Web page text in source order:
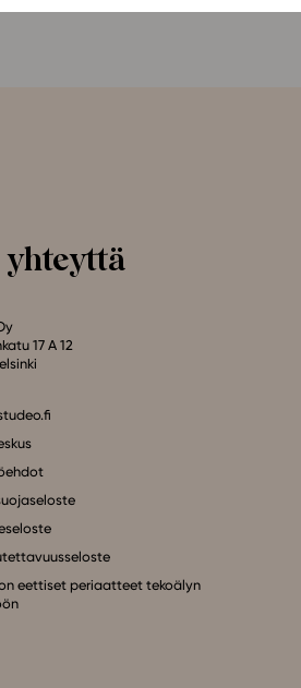
yhteyttä
17 A 12
eettiset periaatteet tekoälyn